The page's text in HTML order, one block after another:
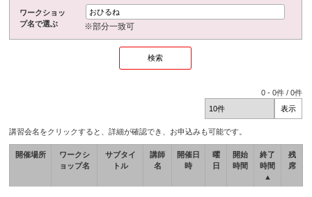
ワークショッ
プ名で選ぶ
※部分一致可
0 -0件 /0件
講習会名をクリックすると、詳細が確認でき、お申込みも可能です。
開催場所
ワークシ
ョップ名
サブタイ
トル
講師
名
開催日
時
曜
日
開始
時間
終了
時間
▲
残
席